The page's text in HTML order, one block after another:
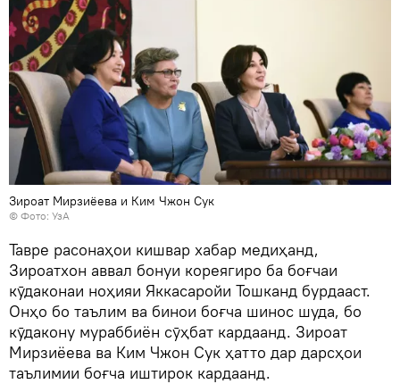
Зироат Мирзиёева и Ким Чжон Сук
© Фото: УзА
Тавре расонаҳои кишвар хабар медиҳанд,
Зироатхон аввал бонуи кореягиро ба боғчаи
кӯдаконаи ноҳияи Яккасаройи Тошканд бурдааст.
Онҳо бо таълим ва бинои боғча шинос шуда, бо
кӯдакону мураббиён сӯҳбат кардаанд. Зироат
Мирзиёева ва Ким Чжон Сук ҳатто дар дарсҳои
таълимии боғча иштирок кардаанд.